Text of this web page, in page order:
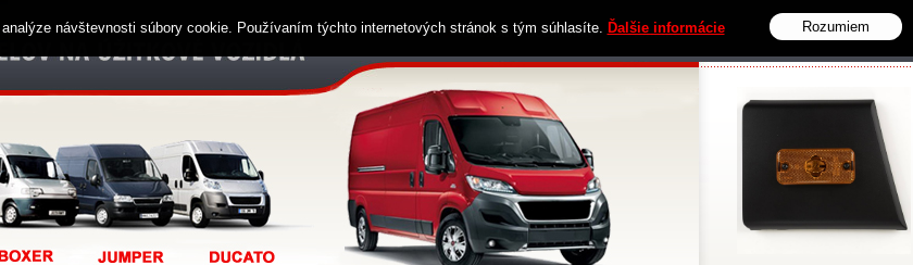
Obchodné podmienky Kontakt
návštevnosti súbory cookie. Používaním týchto internetových stránok s tým súhlasíte. Ďalšie informácie Rozumiem